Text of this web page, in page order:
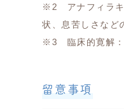
※2 アナフィラキ
状、息苦しさなど
※3 臨床的寛解：
留意事項